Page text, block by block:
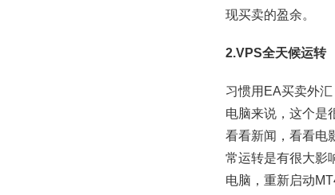
现买卖的盈余。
2.VPS全天候运转
习惯用EA买卖外
电脑来说，这个是
看看新闻，看看电
常运转是有很大影
电脑，重新启动